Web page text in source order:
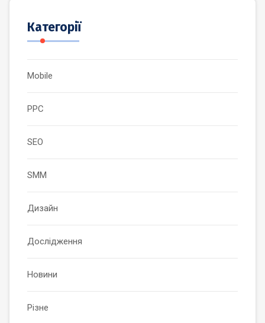
Категорії
Mobile
PPC
SEO
SMM
Дизайн
Дослідження
Новини
Різне